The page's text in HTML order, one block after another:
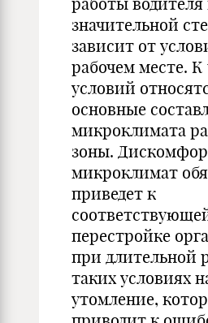
значительной
зависит от
рабочем месте. К
условий
основные
микроклимата
зоны.
микроклимат
приведет к
перестройке
при длительной
таких условиях
утомление,